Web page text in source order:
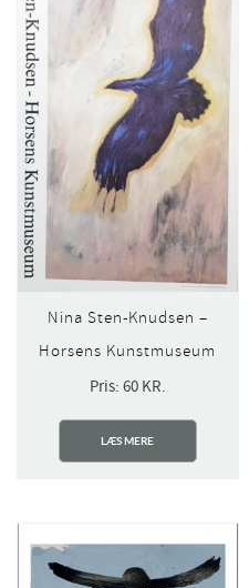
Nina Sten-Knudsen –
Horsens Kunstmuseum
Pris: 60 KR.
LÆS MERE